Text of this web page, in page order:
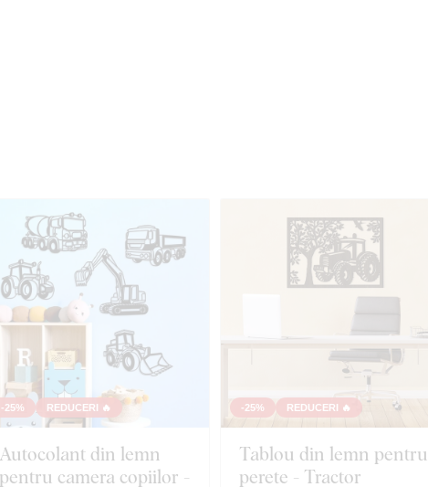
-25% REDUCERI 🔥
Autocolant din lemn
pentru camera copiilor -
-25% REDUCERI 🔥
Tablou din lemn pentru
perete - Tractor